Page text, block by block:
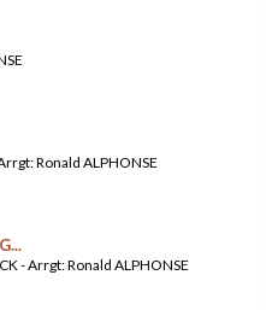
Ronald ALPHONSE
- Arrgt: Ronald ALPHONSE